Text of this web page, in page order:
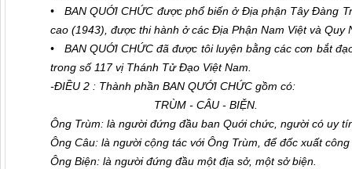
• BAN QUỚI CHỨC được phổ biến ở Địa phận Tây Đàng
cao (1943), được thi hành ở các Địa Phận Nam Việt và Quy
• BAN QUỚI CHỨC đã được tôi luyện bằng các cơn bắt
trong số 117 vị Thánh Tử Đạo Việt Nam.
-ĐIỀU 2 : Thành phần BAN QƯỚI CHỨC gồm có:
TRÙM - CÂU - BIỆN.
Ông Trùm: là người đứng đầu ban Quới chức, người có uy
Ông Câu: là người cộng tác với Ông Trùm, để đốc xuất công
Ông Biện: là người đứng đầu một địa sở, một sở biện.